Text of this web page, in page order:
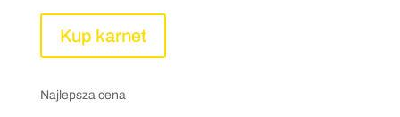
Kup karnet
Najlepsza cena